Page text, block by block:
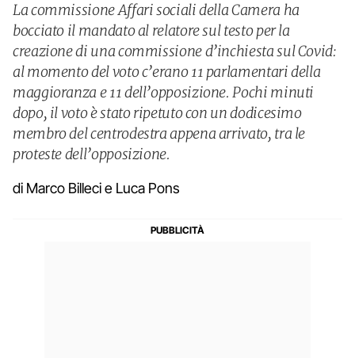
La commissione Affari sociali della Camera ha
bocciato il mandato al relatore sul testo per la
creazione di una commissione d’inchiesta sul Covid:
al momento del voto c’erano 11 parlamentari della
maggioranza e 11 dell’opposizione. Pochi minuti
dopo, il voto è stato ripetuto con un dodicesimo
membro del centrodestra appena arrivato, tra le
proteste dell’opposizione.
di Marco Billeci e Luca Pons